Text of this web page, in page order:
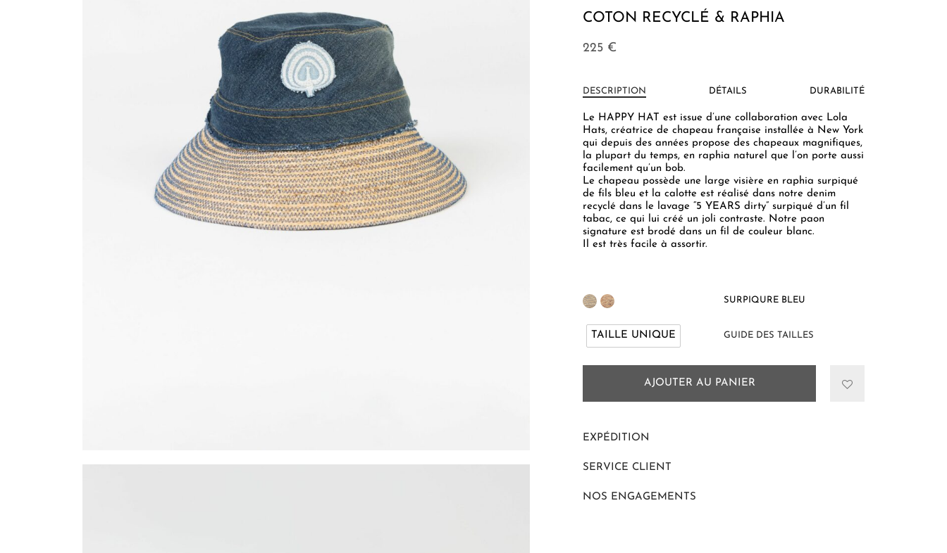
COTON RECYCLÉ & RAPHIA
225 €
DESCRIPTION DÉTAILS DURABILITÉ
Le HAPPY HAT est issue d’une collaboration avec Lola
Hats, créatrice de chapeau française installée à New York
qui depuis des années propose des chapeaux magnifiques,
la plupart du temps, en raphia naturel que l’on porte aussi
facilement qu’un bob.
Le chapeau possède une large visière en raphia surpiqué
de fils bleu et la calotte est réalisé dans notre denim
recyclé dans le lavage “5 YEARS dirty” surpiqué d’un fil
tabac, ce qui lui créé un joli contraste. Notre paon
signature est brodé dans un fil de couleur blanc.
Il est très facile à assortir.
SURPIQURE BLEU
TAILLE UNIQUE GUIDE DES TAILLES
AJOUTER AU PANIER
EXPÉDITION
SERVICE CLIENT
NOS ENGAGEMENTS